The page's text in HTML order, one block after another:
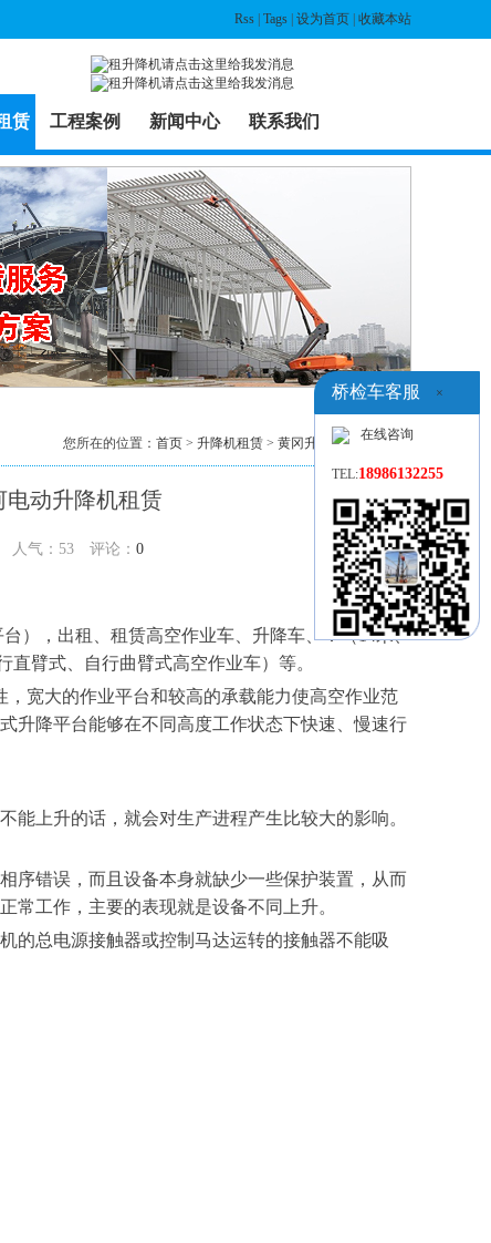
Rss Tags 设为首页 收藏本站
赁 工程案例 新闻中心 联系我们
您所在的位置： 首页 > 升降机租赁 > 黄冈升降机出租> 列表
电动升降机租赁
人气： 53 评论： 0
），出租、租赁高空作业车、升降车、：（14米、
直臂式、自行曲臂式高空作业车）等。
宽大的作业平台和较高的承载能力使高空作业范
升降平台能够在不同高度工作状态下快速、慢速行
能上升的话，就会对生产进程产生比较大的影响。
序错误，而且设备本身就缺少一些保护装置，从而
常工作，主要的表现就是设备不同上升。
的总电源接触器或控制马达运转的接触器不能吸
桥检车客服 ×
在线咨询
TEL:18986132255